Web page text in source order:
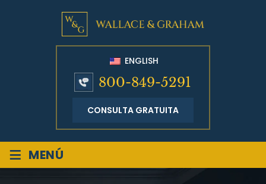
ENGLISH
800-849-5291
CONSULTA GRATUITA
≡ MENÚ